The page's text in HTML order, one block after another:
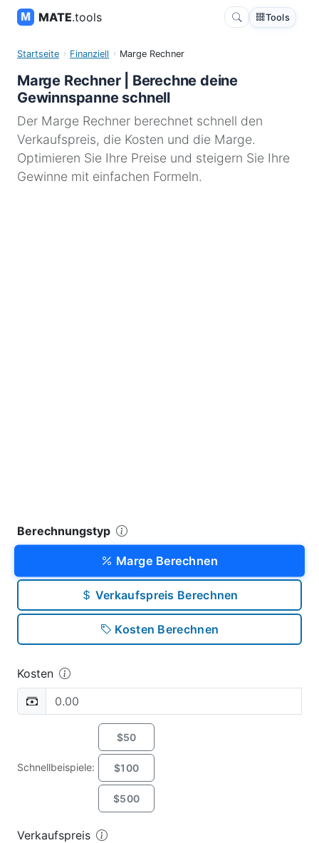
MATE.tools Tools
Startseite Finanziell Marge Rechner
Marge Rechner | Berechne deine
Gewinnspanne schnell
Der Marge Rechner berechnet schnell den
Verkaufspreis, die Kosten und die Marge.
Optimieren Sie Ihre Preise und steigern Sie Ihre
Gewinne mit einfachen Formeln.
Berechnungstyp
Marge Berechnen
Verkaufspreis Berechnen
Kosten Berechnen
Kosten
Schnellbeispiele:
$50
$100
$500
Verkaufspreis